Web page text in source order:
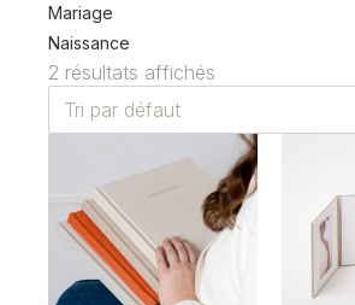
Mariage
Naissance
2 résultats affichés